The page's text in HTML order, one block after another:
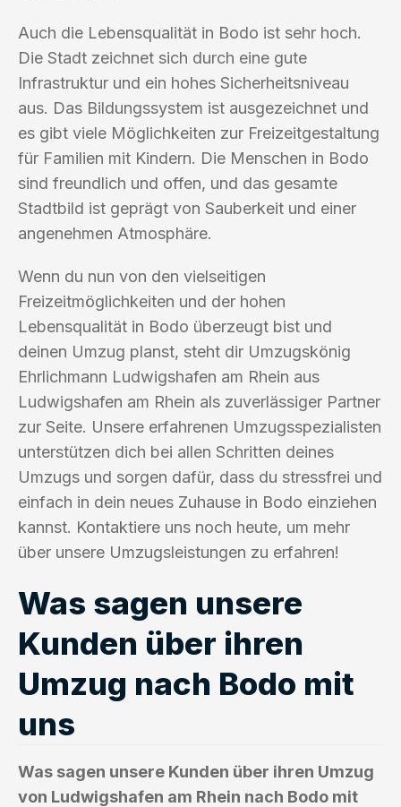
Auch die Lebensqualität in Bodo ist sehr hoch.
Die Stadt zeichnet sich durch eine gute
Infrastruktur und ein hohes Sicherheitsniveau
aus. Das Bildungssystem ist ausgezeichnet und
es gibt viele Möglichkeiten zur Freizeitgestaltung
für Familien mit Kindern. Die Menschen in Bodo
sind freundlich und offen, und das gesamte
Stadtbild ist geprägt von Sauberkeit und einer
angenehmen Atmosphäre.
Wenn du nun von den vielseitigen
Freizeitmöglichkeiten und der hohen
Lebensqualität in Bodo überzeugt bist und
deinen Umzug planst, steht dir Umzugskönig
Ehrlichmann Ludwigshafen am Rhein aus
Ludwigshafen am Rhein als zuverlässiger Partner
zur Seite. Unsere erfahrenen Umzugsspezialisten
unterstützen dich bei allen Schritten deines
Umzugs und sorgen dafür, dass du stressfrei und
einfach in dein neues Zuhause in Bodo einziehen
kannst. Kontaktiere uns noch heute, um mehr
über unsere Umzugsleistungen zu erfahren!
Was sagen unsere
Kunden über ihren
Umzug nach Bodo mit
uns
Was sagen unsere Kunden über ihren Umzug
von Ludwigshafen am Rhein nach Bodo mit